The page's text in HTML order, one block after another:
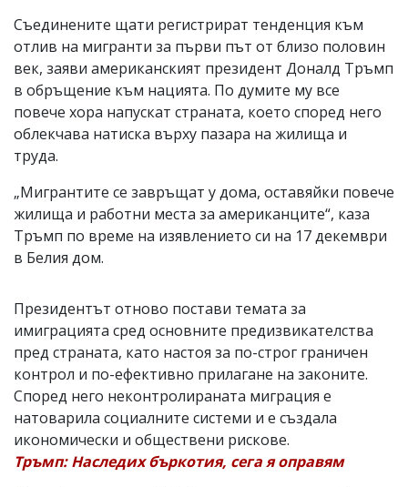
коментар,
моля
сигнализирайте
ни!
Съединените щати регистрират тенденция към
отлив на мигранти за първи път от близо половин
век, заяви американският президент Доналд Тръмп
в обръщение към нацията. По думите му все
повече хора напускат страната, което според него
облекчава натиска върху пазара на жилища и
труда.
„Мигрантите се завръщат у дома, оставяйки повече
жилища и работни места за американците“, каза
Тръмп по време на изявлението си на 17 декември
в Белия дом.
Президентът отново постави темата за
имиграцията сред основните предизвикателства
пред страната, като настоя за по-строг граничен
контрол и по-ефективно прилагане на законите.
Според него неконтролираната миграция е
натоварила социалните системи и е създала
икономически и обществени рискове.
Тръмп: Наследих бъркотия, сега я оправям